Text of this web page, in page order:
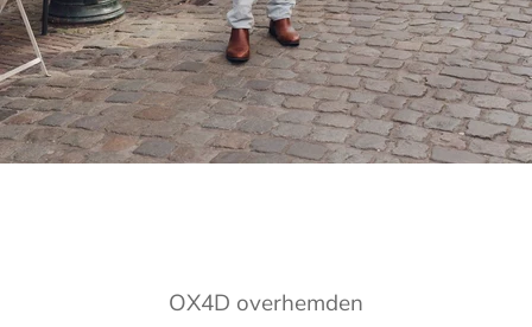
OX4D overhemden